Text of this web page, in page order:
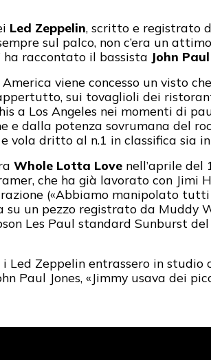
Led Zeppelin, scritto e registrato
sul palco, non c’era un
ha raccontato il bassista John
viene concesso un visto
sui tovaglioli dei
a Los Angeles nei momenti di
e dalla potenza sovrumana del
vola dritto al n.1 in classifica sia
Whole Lotta Love nell’aprile del
che ha già lavorato con Jimi
(«Abbiamo manipolato
su un pezzo registrato da Muddy
Les Paul standard Sunburst
Led Zeppelin entrassero in studio
Paul Jones, «Jimmy usava dei